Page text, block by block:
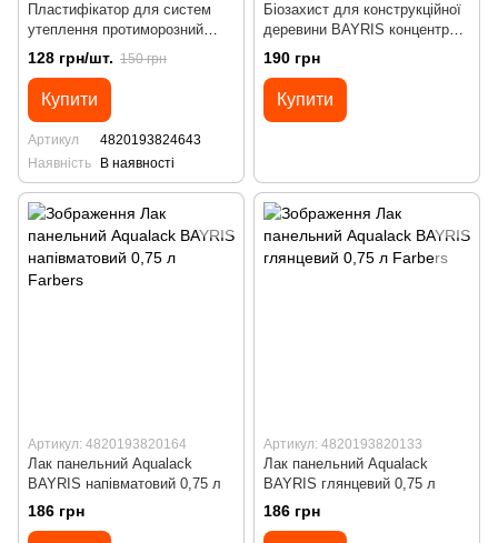
Пластифікатор для систем
утеплення протиморозний
BAYRIS 1 л
128 грн/шт. 150 грн
Купити
Артикул
4820193824643
Наявність
В наявності
Біозахист для конструкційної
деревини BAYRIS концентрат
1:9 безбарвний 1 л
190 грн
Купити
Артикул: 4820193820164
Лак панельний Aqualack
BAYRIS напівматовий 0,75 л
186 грн
Артикул: 4820193820133
Лак панельний Aqualack
BAYRIS глянцевий 0,75 л
186 грн